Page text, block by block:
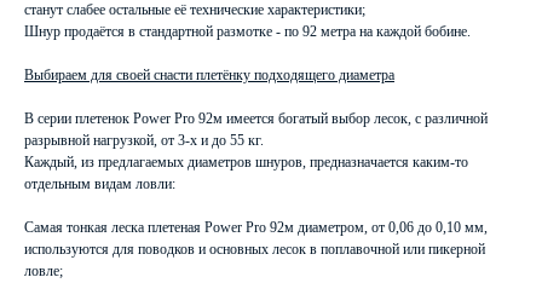
станут слабее остальные её технические характеристики;
Шнур продаётся в стандартной размотке - по 92 метра на каждой бобине.
Выбираем для своей снасти плетёнку подходящего диаметра
В серии плетенок Power Pro 92м имеется богатый выбор лесок, с различной
разрывной нагрузкой, от 3-х и до 55 кг.
Каждый, из предлагаемых диаметров шнуров, предназначается каким-то
отдельным видам ловли:
Самая тонкая леска плетеная Power Pro 92м диаметром, от 0,06 до 0,10 мм,
используются для поводков и основных лесок в поплавочной или пикерной
ловле;